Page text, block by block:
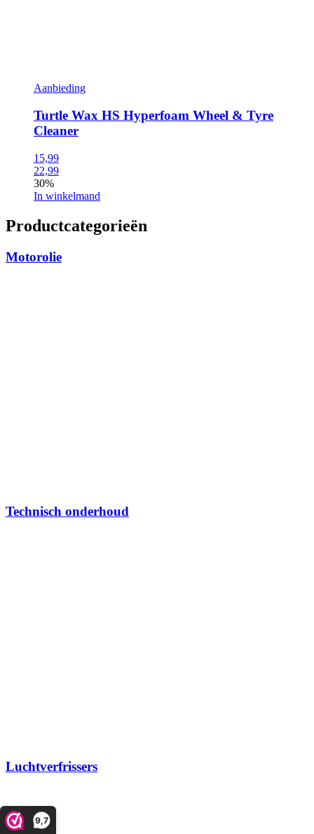
9,7
Aanbieding
Turtle Wax HS Hyperfoam Wheel & Tyre
Cleaner
15,99
22,99
30%
In winkelmand
Productcategorieën
Motorolie
Technisch onderhoud
Luchtverfrissers